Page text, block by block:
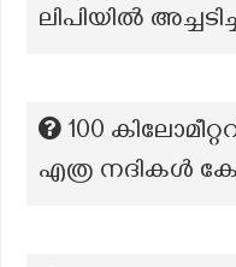
ലിപിയിൽ
100
എത്ര നദികൾ